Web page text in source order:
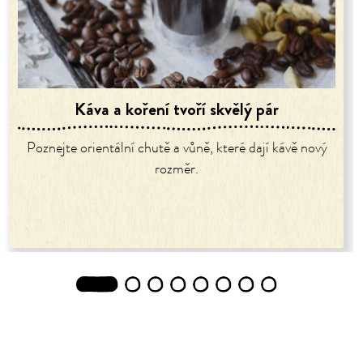
Káva a koření tvoří skvělý pár
Poznejte orientální chutě a vůně, které dají kávě nový
rozměr.
1 2 3 4 5 6 7 8